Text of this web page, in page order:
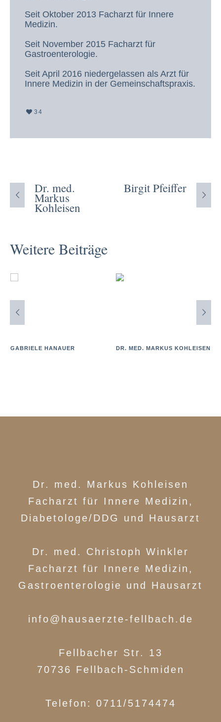
Seit Oktober 2013 Facharzt für Innere
Medizin.
Seit November 2015 Facharzt für
Gastroenterologie.
Seit April 2016 niedergelassen als Arzt für
Innere Medizin in der Gemeinschaftspraxis.
34
Dr. med.
Markus
Kohleisen
Birgit Pfeiffer
Weitere Beiträge
GABRIELE HANAUER DR. MED. MARKUS KOHLEISEN
Dr. med. Markus Kohleisen
Facharzt für Innere Medizin,
Diabetologe/DDG und Hausarzt
Dr. med. Christoph Winkler
Facharzt für Innere Medizin,
Gastroenterologie und Hausarzt
info@hausaerzte-fellbach.de
Fellbacher Str. 13
70736 Fellbach-Schmiden
Telefon: 0711/5174474